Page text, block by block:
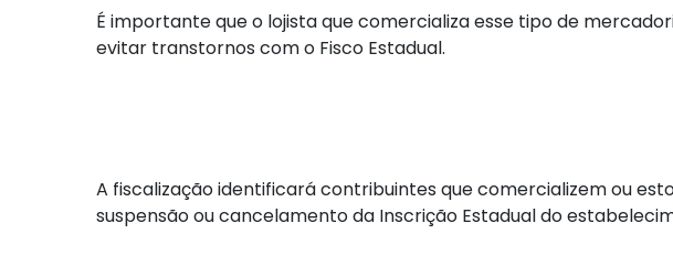
É importante que o lojista que comercializa esse tipo de
evitar transtornos com o Fisco Estadual.
A fiscalização identificará contribuintes que comercializem ou
suspensão ou cancelamento da Inscrição Estadual do